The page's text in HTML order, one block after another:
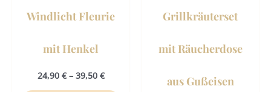
Windlicht Fleurie
mit Henkel
24,90 €– 39,50 €
Produktseite
Grillkräuterset
mit Räucherdose
aus Gußeisen